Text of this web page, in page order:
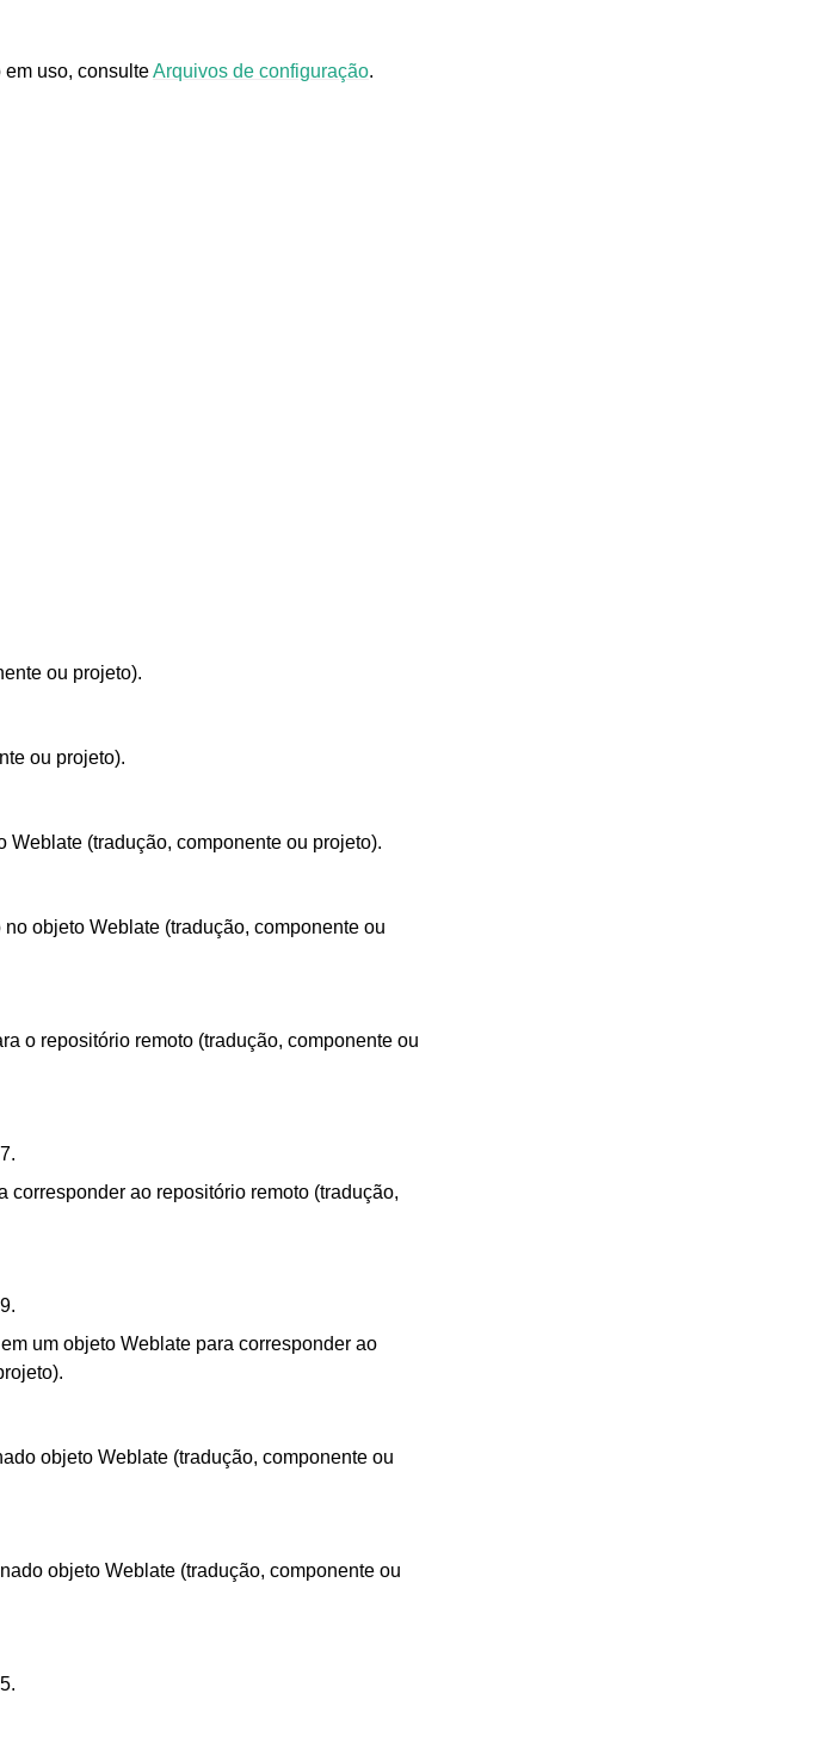
uso, consulteArquivos de configuração.
ou projeto).
ou projeto).
Weblate (tradução, componente ou projeto).
objeto Weblate (tradução, componente ou
o repositório remoto (tradução, componente ou
ao repositório remoto (tradução,
um objeto Weblate para corresponder ao
objeto Weblate (tradução, componente ou
objeto Weblate (tradução, componente ou